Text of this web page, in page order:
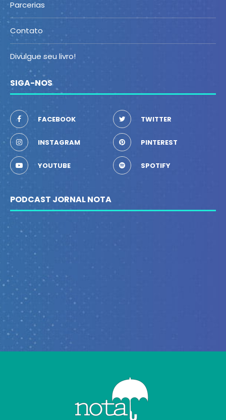
Parcerias
Contato
Divulgue seu livro!
SIGA-NOS
FACEBOOK TWITTER
INSTAGRAM PINTEREST
YOUTUBE SPOTIFY
PODCAST JORNAL NOTA